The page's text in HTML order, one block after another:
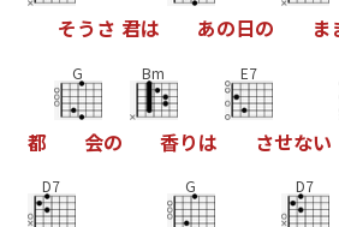
そう さ 君は あの日の ま
都
G
会の
Bm
香りは
E7
させない
D7 G D7